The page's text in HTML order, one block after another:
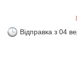
Відправка з 04